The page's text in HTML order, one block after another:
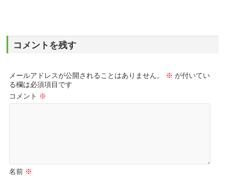
コメントを残す
メールアドレスが公開されることはありません。 ※ が付いてい
る欄は必須項目です
コメント ※
名前 ※